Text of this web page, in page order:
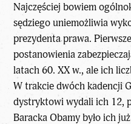
Najczęściej bowiem
sędziego uniemożliwia
prezydenta prawa.
postanowienia
latach 60. XX w., ale ich
W trakcie dwóch kadencji
dystryktowi wydali ich 12,
Baracka Obamy było ich